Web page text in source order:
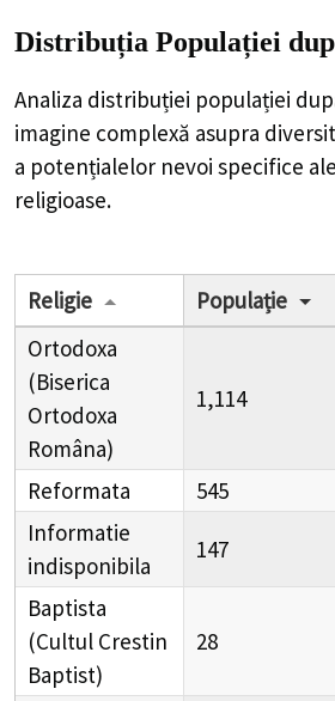
Distribuția Populației
Analiza distribuției populației
imagine complexă asupra
a potențialelor nevoi specifice
religioase.
Religie Populație
Ortodoxa
(Biserica
Ortodoxa
Româna)
1,114
Reformata 545
Informatie
indisponibila
147
Baptista
(Cultul Crestin
Baptist)
28